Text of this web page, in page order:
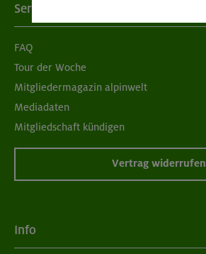
Services
FAQ
Tour der Woche
Mitgliedermagazin alpinwelt
Mediadaten
Mitgliedschaft kündigen
Vertrag widerrufen
Info